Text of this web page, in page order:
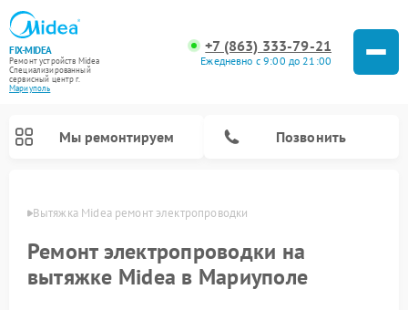
FIX-MIDEA
Ремонт устройств Midea
Специализированный
cервисный центр г.
Мариуполь
+7 (863) 333-79-21
Ежедневно с 9:00 до 21:00
Мы ремонтируем Позвонить
Вытяжка Midea ремонт электропроводки
Ремонт электропроводки на
вытяжке Midea в Мариуполе